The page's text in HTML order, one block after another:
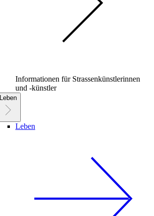
Informationen für Strassenkünstlerinnen
und -künstler
Leben
Leben